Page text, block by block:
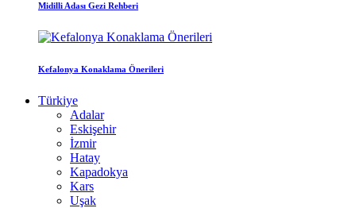
Midilli Adası Gezi Rehberi
Kefalonya Konaklama Önerileri
Türkiye
Adalar
Eskişehir
İzmir
Hatay
Kapadokya
Kars
Uşak